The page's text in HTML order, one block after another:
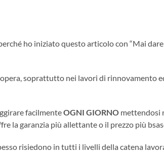
ho iniziato questo articolo con “Mai
soprattutto nei lavori di rinnovamento
facilmenteOGNI GIORNO mettendosi
la garanzia più allettante o il prezzo più
risiedono in tutti i livelli della catena